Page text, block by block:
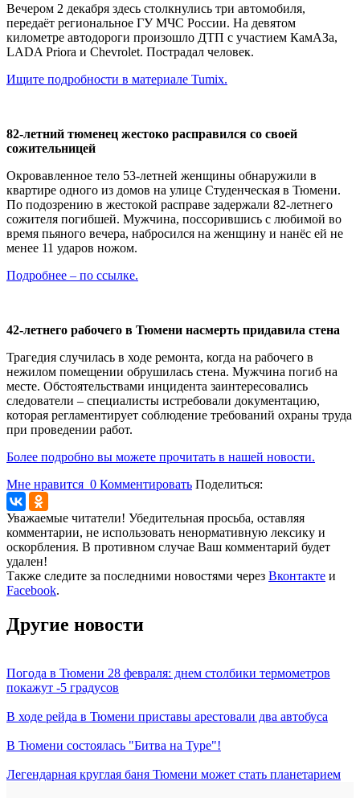
Вечером 2 декабря здесь столкнулись три автомобиля,
передаёт региональное ГУ МЧС России. На девятом
километре автодороги произошло ДТП с участием КамАЗа,
LADA Priora и Chevrolet. Пострадал человек.
Ищите подробности в материале Tumix.
82-летний тюменец жестоко расправился со своей
сожительницей
Окровавленное тело 53-летней женщины обнаружили в
квартире одного из домов на улице Студенческая в Тюмени.
По подозрению в жестокой расправе задержали 82-летнего
сожителя погибшей. Мужчина, поссорившись с любимой во
время пьяного вечера, набросился на женщину и нанёс ей не
менее 11 ударов ножом.
Подробнее – по ссылке.
42-летнего рабочего в Тюмени насмерть придавила стена
Трагедия случилась в ходе ремонта, когда на рабочего в
нежилом помещении обрушилась стена. Мужчина погиб на
месте. Обстоятельствами инцидента заинтересовались
следователи – специалисты истребовали документацию,
которая регламентирует соблюдение требований охраны труда
при проведении работ.
Более подробно вы можете прочитать в нашей новости.
Мне нравится 0 Комментировать Поделиться:
Уважаемые читатели! Убедительная просьба, оставляя
комментарии, не использовать ненормативную лексику и
оскорбления. В противном случае Ваш комментарий будет
удален!
Также следите за последними новостями через Вконтакте и
Facebook.
Другие новости
Погода в Тюмени 28 февраля: днем столбики термометров
покажут -5 градусов
В ходе рейда в Тюмени приставы арестовали два автобуса
В Тюмени состоялась "Битва на Туре"!
Легендарная круглая баня Тюмени может стать планетарием